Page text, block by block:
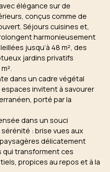
élégance sur de
conçus comme de
Séjours cuisines et,
harmonieusement
jusqu’à 48 m², des
jardins privatifs
dans un cadre végétal
invitent à savourer
porté par la
dans un souci
: brise vues aux
délicatement
qui transforment ces
propices au repos et à la